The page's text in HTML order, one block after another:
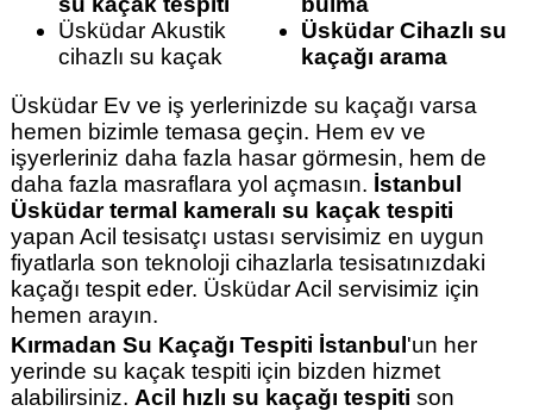
Üsküdar Akustik
cihazlı su kaçak
Üsküdar Cihazlı su
kaçağı arama
Üsküdar Ev ve iş yerlerinizde su kaçağı varsa
hemen bizimle temasa geçin. Hem ev ve
işyerleriniz daha fazla hasar görmesin, hem de
daha fazla masraflara yol açmasın. İstanbul
Üsküdar termal kameralı su kaçak tespiti
yapan Acil tesisatçı ustası servisimiz en uygun
fiyatlarla son teknoloji cihazlarla tesisatınızdaki
kaçağı tespit eder. Üsküdar Acil servisimiz için
hemen arayın.
Kırmadan Su Kaçağı Tespiti İstanbul 'un her
yerinde su kaçak tespiti için bizden hizmet
alabilirsiniz. Acil hızlı su kaçağı tespiti son